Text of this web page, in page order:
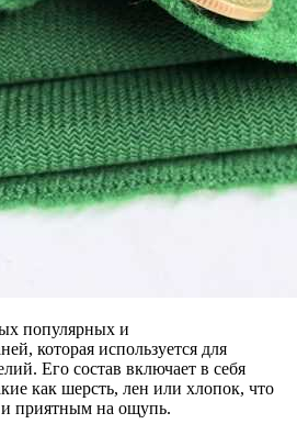
популярных и
которая используется для
Его состав включает в себя
как шерсть, лен или хлопок, что
и приятным на ощупь.